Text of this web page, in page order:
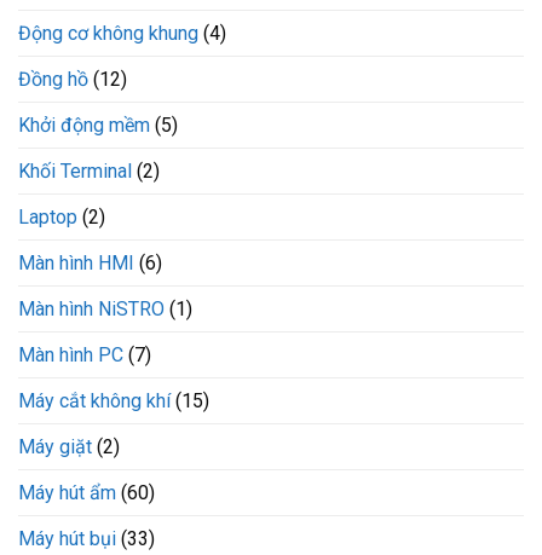
Động cơ không khung (4)
Đồng hồ (12)
Khởi động mềm (5)
Khối Terminal (2)
Laptop (2)
Màn hình HMI (6)
Màn hình NiSTRO (1)
Màn hình PC (7)
Máy cắt không khí(15)
Máy giặt (2)
Máy hút ẩm (60)
Máy hút bụi (33)